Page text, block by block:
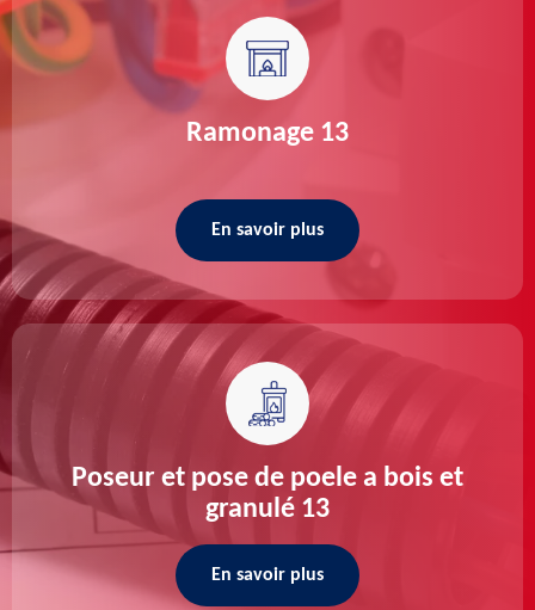
Ramonage 13
En savoir plus
Poseur et pose de poele a bois et
granulé 13
En savoir plus